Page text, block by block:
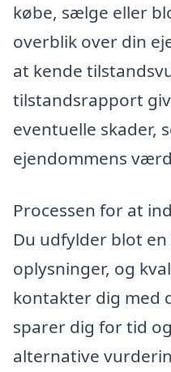
købe, sælge eller
overblik over din
at kende
tilstandsrapport
eventuelle skader,
ejendommens
Processen for at
Du udfylder blot
oplysninger, og
kontakter dig med
sparer dig for tid
alternative